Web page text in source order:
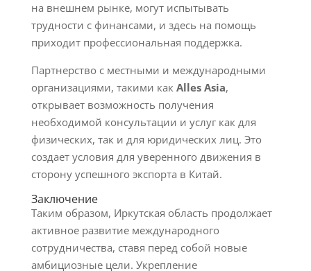
на внешнем рынке, могут испытывать
трудности с финансами, и здесь на помощь
приходит профессиональная поддержка.
Партнерство с местными и международными
организациями, такими как Alles Asia,
открывает возможность получения
необходимой консультации и услуг как для
физических, так и для юридических лиц. Это
создает условия для уверенного движения в
сторону успешного экспорта в Китай.
Заключение
Таким образом, Иркутская область продолжает
активное развитие международного
сотрудничества, ставя перед собой новые
амбициозные цели. Укрепление